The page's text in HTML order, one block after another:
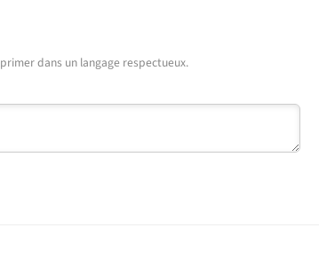
dans un langage respectueux.